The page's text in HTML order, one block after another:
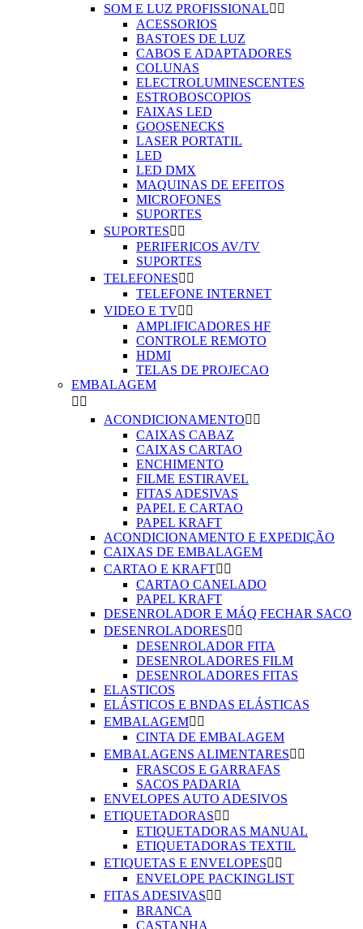
SOM E LUZ PROFISSIONAL 
ACESSORIOS
BASTOES DE LUZ
CABOS E ADAPTADORES
COLUNAS
ELECTROLUMINESCENTES
ESTROBOSCOPIOS
FAIXAS LED
GOOSENECKS
LASER PORTATIL
LED
LED DMX
MAQUINAS DE EFEITOS
MICROFONES
SUPORTES
SUPORTES 
PERIFERICOS AV/TV
SUPORTES
TELEFONES 
TELEFONE INTERNET
VIDEO E TV 
AMPLIFICADORES HF
CONTROLE REMOTO
HDMI
TELAS DE PROJECAO
EMBALAGEM
 
ACONDICIONAMENTO 
CAIXAS CABAZ
CAIXAS CARTAO
ENCHIMENTO
FILME ESTIRAVEL
FITAS ADESIVAS
PAPEL E CARTAO
PAPEL KRAFT
ACONDICIONAMENTO E EXPEDIÇÃO
CAIXAS DE EMBALAGEM
CARTAO E KRAFT 
CARTAO CANELADO
PAPEL KRAFT
DESENROLADOR E MÁQ FECHAR SACO
DESENROLADORES 
DESENROLADOR FITA
DESENROLADORES FILM
DESENROLADORES FITAS
ELASTICOS
ELÁSTICOS E BNDAS ELÁSTICAS
EMBALAGEM 
CINTA DE EMBALAGEM
EMBALAGENS ALIMENTARES 
FRASCOS E GARRAFAS
SACOS PADARIA
ENVELOPES AUTO ADESIVOS
ETIQUETADORAS 
ETIQUETADORAS MANUAL
ETIQUETADORAS TEXTIL
ETIQUETAS E ENVELOPES 
ENVELOPE PACKINGLIST
FITAS ADESIVAS 
BRANCA
CASTANHA